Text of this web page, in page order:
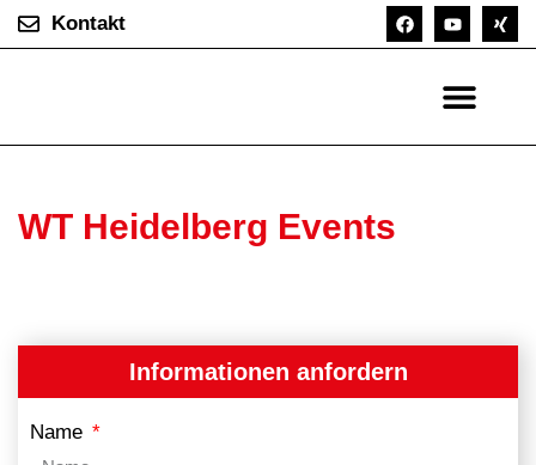
Kontakt
WT Heidelberg Events
Informationen anfordern
Name